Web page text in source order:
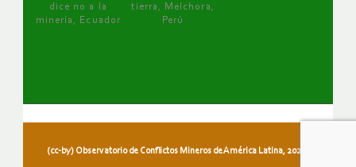
dice no a la
minería, Ecuador
tierra, Melchora,
Perú
(cc-by) Observatorio de Conflictos Mineros de América Latina, 2026